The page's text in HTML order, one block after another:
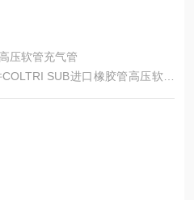
压软管充气管
SUB进口橡胶管高压软管
科尔奇公